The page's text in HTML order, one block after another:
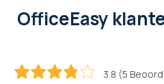
OfficeEasy
3.8 (5